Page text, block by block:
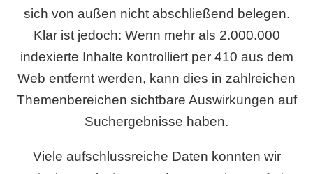
sich von außen nicht abschließend belegen.
Klar ist jedoch: Wenn mehr als 2.000.000
indexierte Inhalte kontrolliert per 410 aus dem
Web entfernt werden, kann dies in zahlreichen
Themenbereichen sichtbare Auswirkungen auf
Suchergebnisse haben.
Viele aufschlussreiche Daten konnten wir